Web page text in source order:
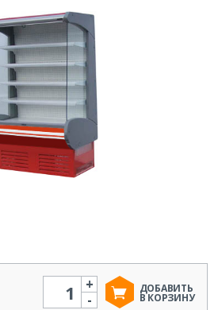
Количество
-
+ ДОБАВИТЬ
В КОРЗИНУ